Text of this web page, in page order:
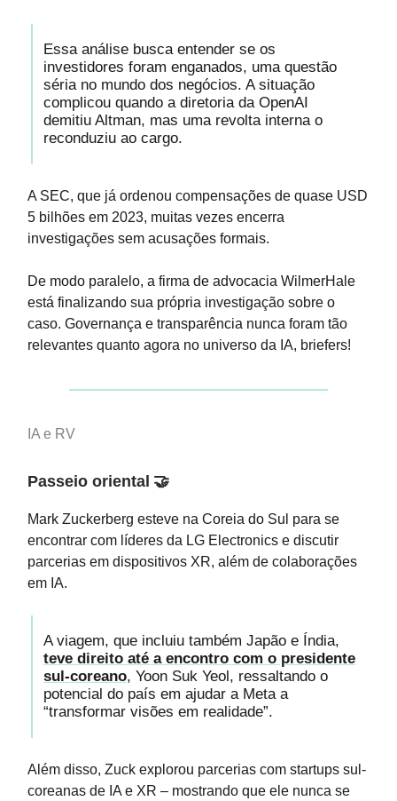
Essa análise busca entender se os
investidores foram enganados, uma questão
séria no mundo dos negócios. A situação
complicou quando a diretoria da OpenAI
demitiu Altman, mas uma revolta interna o
reconduziu ao cargo.
A SEC, que já ordenou compensações de quase USD
5 bilhões em 2023, muitas vezes encerra
investigações sem acusações formais.
De modo paralelo, a firma de advocacia WilmerHale
está finalizando sua própria investigação sobre o
caso. Governança e transparência nunca foram tão
relevantes quanto agora no universo da IA, briefers!
IA e RV
Passeio oriental 🤝
Mark Zuckerberg esteve na Coreia do Sul para se
encontrar com líderes da LG Electronics e discutir
parcerias em dispositivos XR, além de colaborações
em IA.
A viagem, que incluiu também Japão e Índia,
teve direito até a encontro com o presidente
sul-coreano, Yoon Suk Yeol, ressaltando o
potencial do país em ajudar a Meta a
“transformar visões em realidade”.
Além disso, Zuck explorou parcerias com startups sul-
coreanas de IA e XR – mostrando que ele nunca se